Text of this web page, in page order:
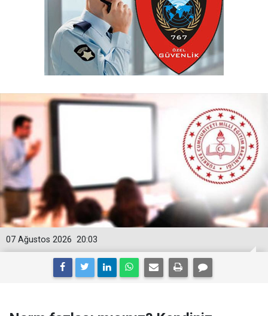
20:03
07 Ağustos 2026